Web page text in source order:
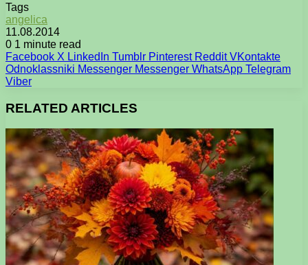
Tags
angelica
11.08.2014
0 1 minute read
Facebook X LinkedIn Tumblr Pinterest Reddit VKontakte
Odnoklassniki Messenger Messenger WhatsApp Telegram
Viber
RELATED ARTICLES